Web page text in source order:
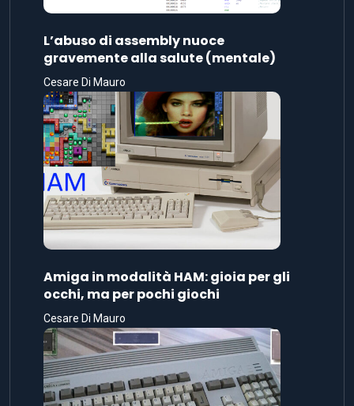
L’abuso di assembly nuoce
gravemente alla salute (mentale)
Cesare Di Mauro
Amiga in modalità HAM: gioia per gli
occhi, ma per pochi giochi
Cesare Di Mauro